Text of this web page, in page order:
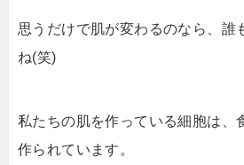
思うだけで肌が変わるのなら、誰
ね(笑)
私たちの肌を作っている細胞は、
作られています。